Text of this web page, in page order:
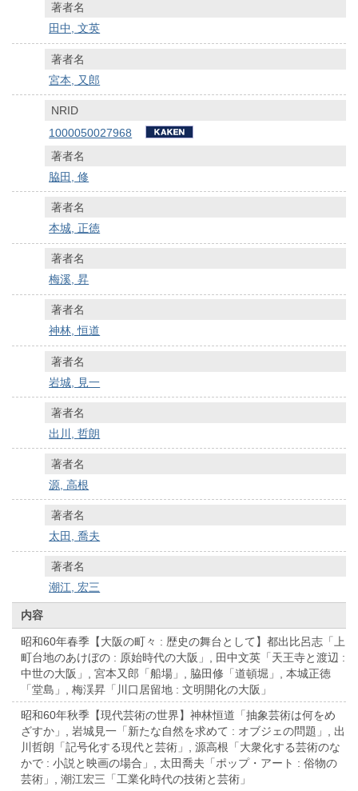
著者名
田中, 文英
著者名
宮本, 又郎
NRID
1000050027968
著者名
脇田, 修
著者名
本城, 正徳
著者名
梅溪, 昇
著者名
神林, 恒道
著者名
岩城, 見一
著者名
出川, 哲朗
著者名
源, 高根
著者名
太田, 喬夫
著者名
潮江, 宏三
内容
昭和60年春季【大阪の町々 : 歴史の舞台として】都出比呂志「上
町台地のあけぼの : 原始時代の大阪」, 田中文英「天王寺と渡辺 :
中世の大阪」, 宮本又郎「船場」, 脇田修「道頓堀」, 本城正徳
「堂島」, 梅渓昇「川口居留地 : 文明開化の大阪」
昭和60年秋季【現代芸術の世界】神林恒道「抽象芸術は何をめ
ざすか」, 岩城見一「新たな自然を求めて : オブジェの問題」, 出
川哲朗「記号化する現代と芸術」, 源高根「大衆化する芸術のな
かで : 小説と映画の場合」, 太田喬夫「ポップ・アート : 俗物の
芸術」, 潮江宏三「工業化時代の技術と芸術」